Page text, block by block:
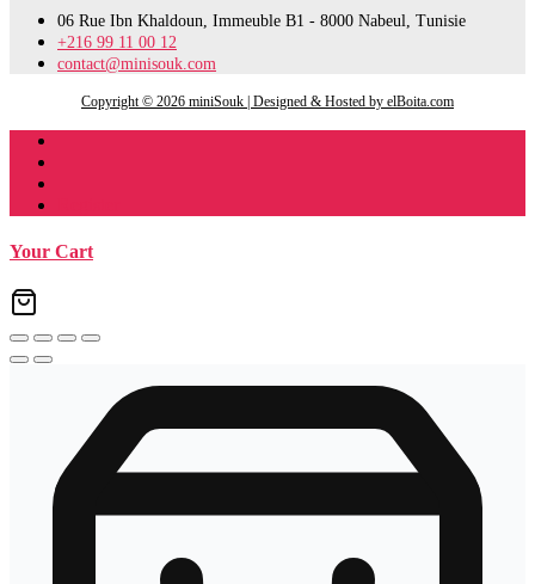
06 Rue Ibn Khaldoun, Immeuble B1 - 8000 Nabeul, Tunisie
+216 99 11 00 12
contact@minisouk.com
Copyright © 2026 miniSouk | Designed & Hosted by elBoita.com
Your Cart